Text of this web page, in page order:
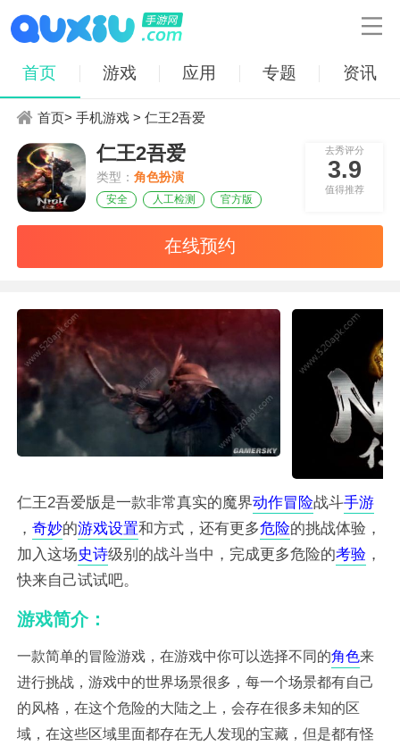

首页 游戏 应用 专题 资讯
首页>手机游戏 > 仁王2吾爱
仁王2吾爱
类型：角色扮演
安全 人工检测 官方版
去秀评分
3.9
值得推荐
在线预约
仁王2吾爱版是一款非常真实的魔界动作冒险战斗手游
， 奇妙的游戏设置和方式，还有更多危险的挑战体验，
加入这场史诗级别的战斗当中，完成更多危险的考验 ，
快来自己试试吧。
游戏简介：
一款简单的冒险游戏，在游戏中你可以选择不同的角色来
进行挑战，游戏中的世界场景很多，每一个场景都有自己
的风格，在这个危险的大陆之上，会存在很多未知的区
域，在这些区域里面都存在无人发现的宝藏，但是都有怪